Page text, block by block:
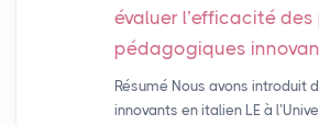
évaluer l’efficacité
pédagogiques
Résumé Nous avons introduit
innovants en italien LE à